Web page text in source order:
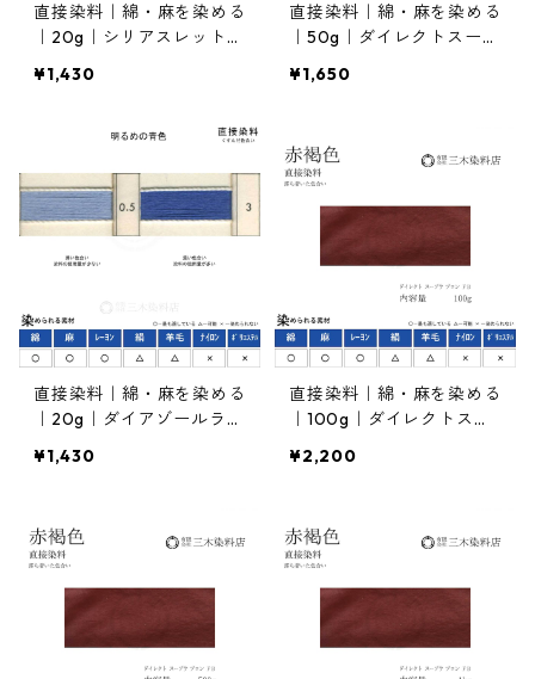
直接染料｜綿・麻を染める
｜20g｜シリアスレット4
¥1,430
直接染料｜綿・麻を染める
｜50g｜ダイレクトスープ
¥1,650
直接染料｜綿・麻を染める
｜20g｜ダイアゾールライ
色）
¥1,430
直接染料｜綿・麻を染める
｜100g｜ダイレクトスー
¥2,200